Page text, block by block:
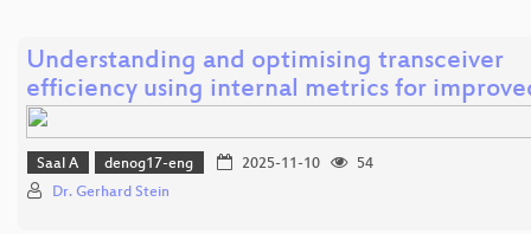
Understanding and optimising transceiver
efficiency using internal metrics for
Saal A denog17-eng 2025-11-10
54
Dr. Gerhard Stein